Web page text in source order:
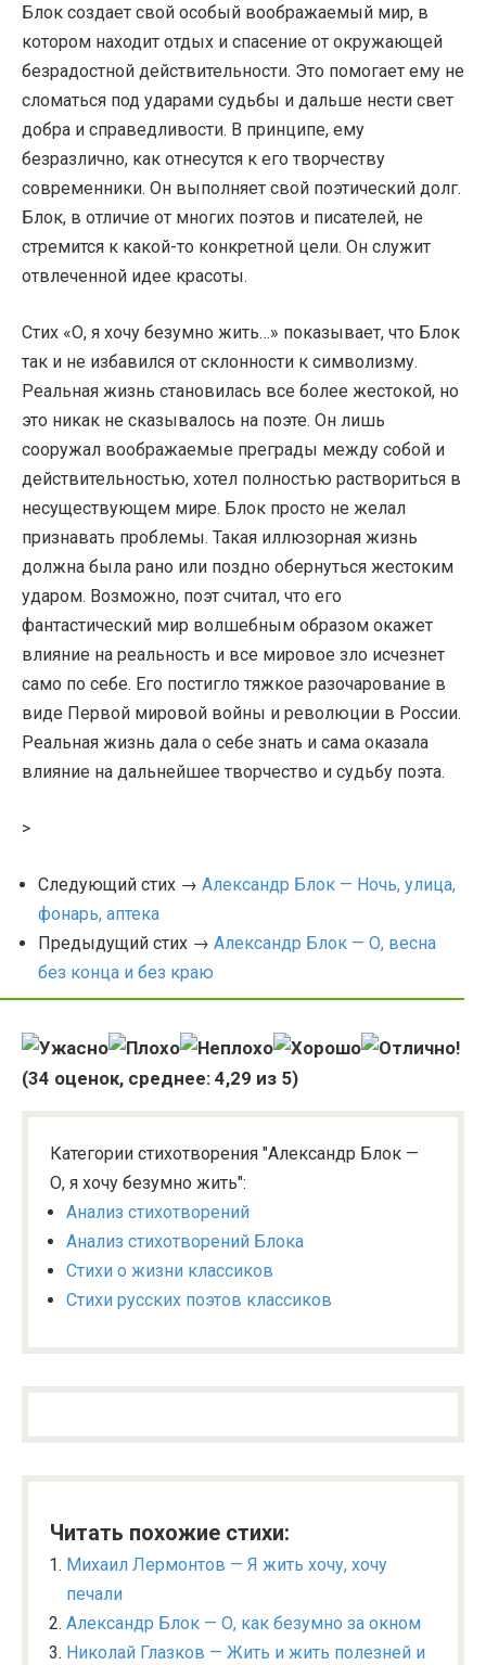
Блок создает свой особый воображаемый мир, в
котором находит отдых и спасение от окружающей
безрадостной действительности. Это помогает ему не
сломаться под ударами судьбы и дальше нести свет
добра и справедливости. В принципе, ему
безразлично, как отнесутся к его творчеству
современники. Он выполняет свой поэтический долг.
Блок, в отличие от многих поэтов и писателей, не
стремится к какой-то конкретной цели. Он служит
отвлеченной идее красоты.
Стих «О, я хочу безумно жить…» показывает, что Блок
так и не избавился от склонности к символизму.
Реальная жизнь становилась все более жестокой, но
это никак не сказывалось на поэте. Он лишь
сооружал воображаемые преграды между собой и
действительностью, хотел полностью раствориться в
несуществующем мире. Блок просто не желал
признавать проблемы. Такая иллюзорная жизнь
должна была рано или поздно обернуться жестоким
ударом. Возможно, поэт считал, что его
фантастический мир волшебным образом окажет
влияние на реальность и все мировое зло исчезнет
само по себе. Его постигло тяжкое разочарование в
виде Первой мировой войны и революции в России.
Реальная жизнь дала о себе знать и сама оказала
влияние на дальнейшее творчество и судьбу поэта.
>
Следующий стих → Александр Блок — Ночь, улица,
фонарь, аптека
Предыдущий стих → Александр Блок — О, весна
без конца и без краю
(34 оценок, среднее: 4,29 из 5)
Категории стихотворения "Александр Блок —
О, я хочу безумно жить":
Анализ стихотворений
Анализ стихотворений Блока
Стихи о жизни классиков
Стихи русских поэтов классиков
Читать похожие стихи:
Михаил Лермонтов — Я жить хочу, хочу
печали
Александр Блок — О, как безумно за окном
Николай Глазков — Жить и жить полезней и